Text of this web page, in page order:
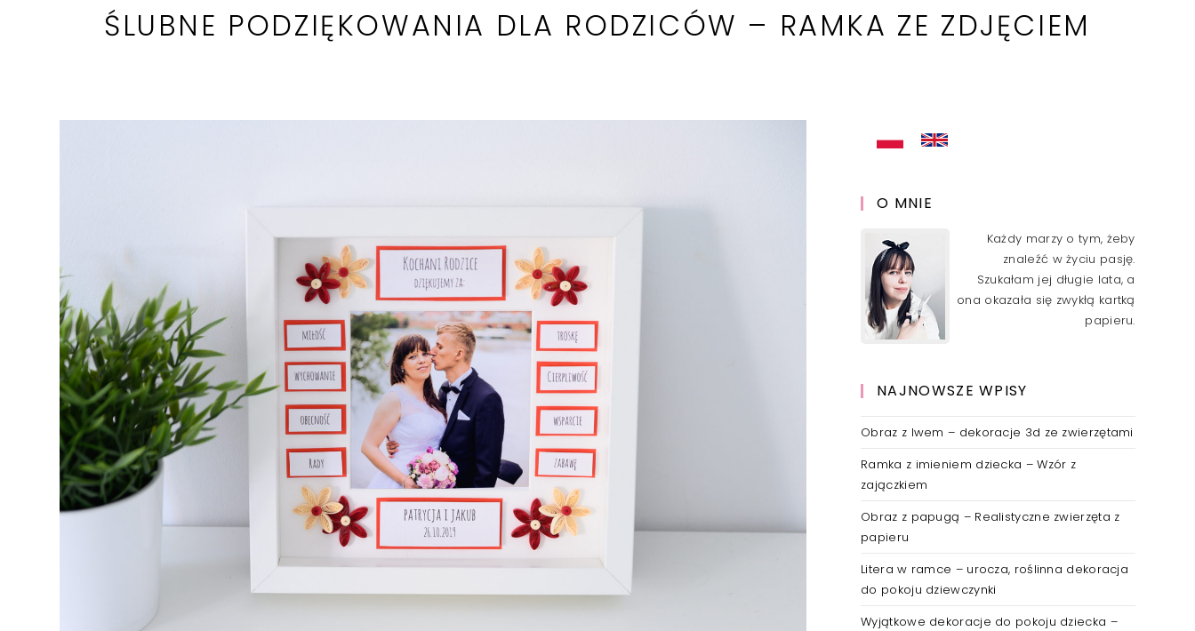
ŚLUBNE PODZIĘKOWANIA DLA RODZICÓW – RAMKA ZE ZDJĘCIEM
O MNIE
Każdy marzy o tym, żeby
znaleźć w życiu pasję.
Szukałam jej długie lata, a
ona okazała się zwykłą kartką
papieru.
NAJNOWSZE WPISY
Obraz z lwem – dekoracje 3d ze zwierzętami
Ramka z imieniem dziecka – Wzór z
zajączkiem
Obraz z papugą – Realistyczne zwierzęta z
papieru
Litera w ramce – urocza, roślinna dekoracja
do pokoju dziewczynki
Wyjątkowe dekoracje do pokoju dziecka –